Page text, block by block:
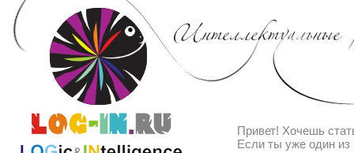
Привет! Хочешь
Если ты уже один из